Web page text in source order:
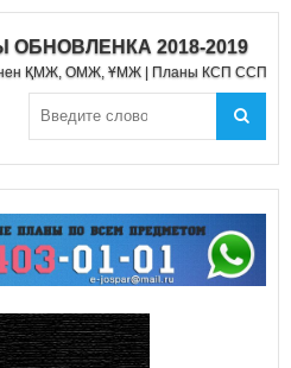
2018-2019
ҚМЖ, ОМЖ, ҰМЖ | Планы КСП ССП